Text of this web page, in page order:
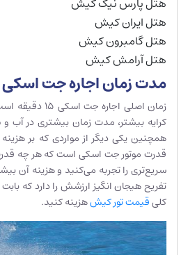
هتل ایران کیش
هتل گامبرون کیش
هتل آرامش کیش
مدت زمان اجاره جت
زمان اصلی اجاره
کرایه بیشتر، مدت زمان بیشتری در آب
همچنین یکی دیگر از مواردی که بر
قدرت موتور جت اسکی است که هر چه
سریع‌تری را تجربه می‌کنید و هزینه آن
تفریح هیجان انگیز ارزشش را دارد که
کلیقیمت تور کیشهزینه کنید.